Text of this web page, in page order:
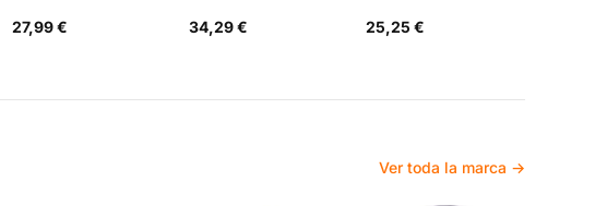
27,99 € 34,29 € 25,25 €
Ver toda la marca →